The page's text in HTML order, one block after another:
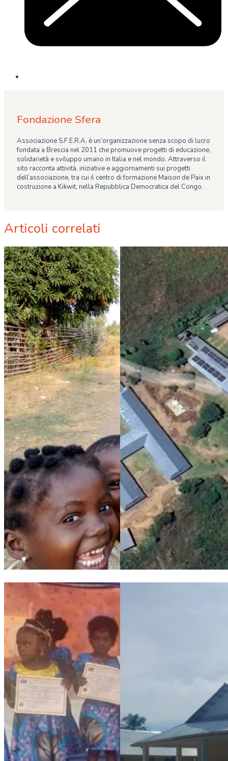
Fondazione Sfera
Associazione S.F.E.R.A. è un’organizzazione senza scopo di lucro
fondata a Brescia nel 2011 che promuove progetti di educazione,
solidarietà e sviluppo umano in Italia e nel mondo. Attraverso il
sito racconta attività, iniziative e aggiornamenti sui progetti
dell’associazione, tra cui il centro di formazione Maison de Paix in
costruzione a Kikwit, nella Repubblica Democratica del Congo.
Articoli correlati
Le Suore Francescane Angeline e i bambini della scuola di
Maison de Paix: stato